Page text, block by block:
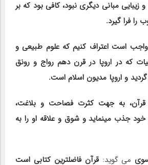
مبانی دیگری نبود، کافی بود که بر
را فرا گیرد.
واجب است اعتراف کنیم که علوم طبیعی و
که در اروپا در قرن دهم رواج و رونق
و اروپا مدیون اسلام است.
قرآن، به جهت کثرت فصاحت و بلاغت،
خواننده را به محاسن خود جذب می‎نماید و شوق و علاقه او را به
می گوید:
قرآن فاضل‎ترین کتابی است